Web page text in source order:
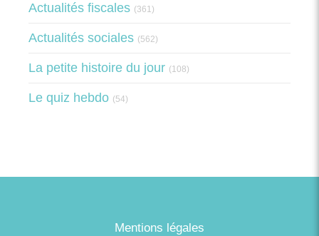
Actualités fiscales (361)
Actualités sociales (562)
La petite histoire du jour (108)
Le quiz hebdo (54)
Mentions légales